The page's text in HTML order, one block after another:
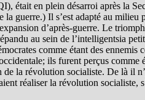
était en plein désarroi après la
guerre.) Il s’est adapté au milieu
d’après-guerre. Le
au sein de l’intelligentsia
comme étant des
ils furent perçus comme
la révolution socialiste. De là il
réaliser la révolution socialiste,